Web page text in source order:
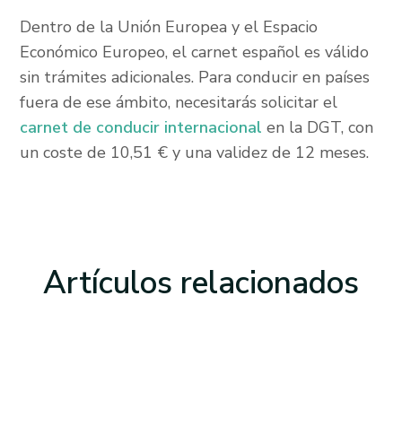
Dentro de la Unión Europea y el Espacio
Económico Europeo, el carnet español es válido
sin trámites adicionales. Para conducir en países
fuera de ese ámbito, necesitarás solicitar el
carnet de conducir internacional en la DGT, con
un coste de 10,51 € y una validez de 12 meses.
Artículos relacionados